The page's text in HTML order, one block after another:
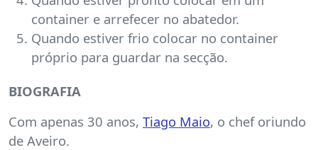
container e arrefecer no abatedor.
Quando estiver frio colocar no container
próprio para guardar na secção.
BIOGRAFIA
Com apenas 30 anos, Tiago Maio, o chef oriundo
de Aveiro.